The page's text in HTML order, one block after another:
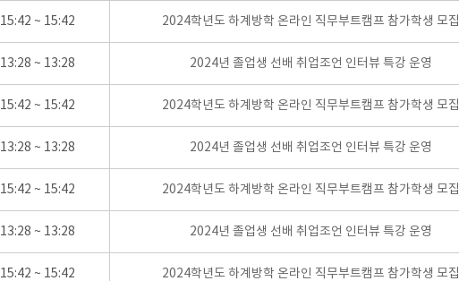
15:42 ~ 15:42 2024학년도 하계방학 온라인 직무부트캠프 참가학생 모집
13:28 ~ 13:28 2024년 졸업생 선배 취업조언 인터뷰 특강 운영
15:42 ~ 15:42 2024학년도 하계방학 온라인 직무부트캠프 참가학생 모집
13:28 ~ 13:28 2024년 졸업생 선배 취업조언 인터뷰 특강 운영
15:42 ~ 15:42 2024학년도 하계방학 온라인 직무부트캠프 참가학생 모집
13:28 ~ 13:28 2024년 졸업생 선배 취업조언 인터뷰 특강 운영
15:42 ~ 15:42 2024학년도 하계방학 온라인 직무부트캠프 참가학생 모집